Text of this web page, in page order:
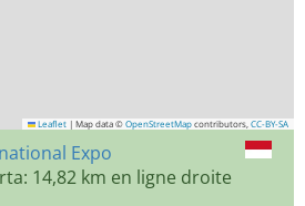
Leaflet | Map data © OpenStreetMap contributors, CC-BY-SA
Expo
14,82 km en ligne droite